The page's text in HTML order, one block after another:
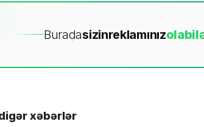
Buradasizinreklamınızola
xəbərlər